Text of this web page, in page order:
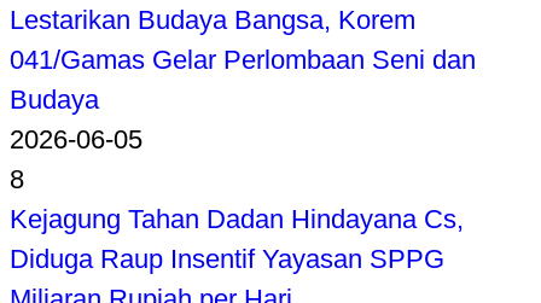
Lestarikan Budaya Bangsa, Korem
041/Gamas Gelar Perlombaan Seni dan
Budaya
2026-06-05
8
Kejagung Tahan Dadan Hindayana Cs,
Diduga Raup Insentif Yayasan SPPG